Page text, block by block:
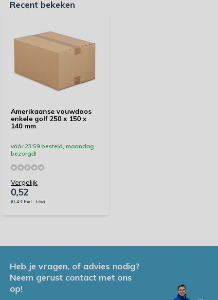
Recent bekeken
Amerikaanse vouwdoos
enkele golf 250 x 150 x
140 mm
vóór 23:59 besteld, maandag
bezorgd!
Vergelijk
0,52
(0,43 Excl. btw)
Heb je vragen, of advies nodig?
Neem gerust contact met ons
op!